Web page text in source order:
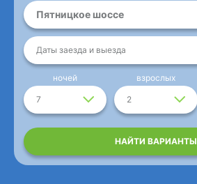
Пятницкое шоссе
Даты заезда и выезда
7
ночей
2
взрослых
НАЙТИ ВАРИАНТЫ